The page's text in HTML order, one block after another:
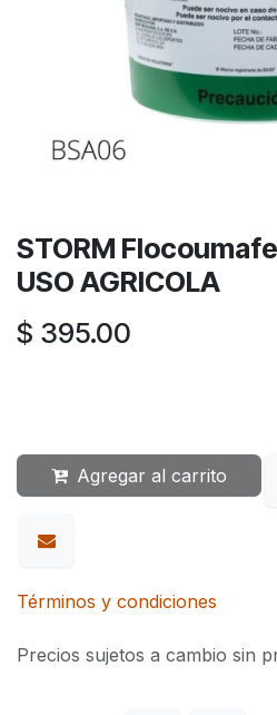
STORM
USO AGRICOLA
$ 395.00
Agregar al carrito
Términos y condiciones
Precios sujetos a cambio sin